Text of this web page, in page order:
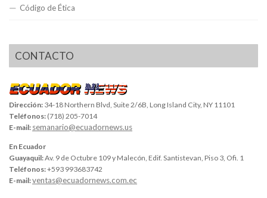
Código de Ética
CONTACTO
Dirección: 34-18 Northern Blvd, Suite 2/6B, Long Island City, NY 11101
Teléfonos: (718) 205-7014
E-mail: semanario@ecuadornews.us
En Ecuador
Guayaquil:Av. 9 de Octubre 109 y Malecón, Edif. Santistevan, Piso 3, Ofi. 1
Teléfonos:+593 993683742
E-mail:ventas@ecuadornews.com.ec